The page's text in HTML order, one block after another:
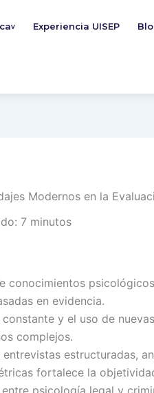
v Experiencia UISEP
Modernos en la
7 minutos
conocimientos
en evidencia.
y el uso de
complejos.
estructuradas,
fortalece la
psicología legal y